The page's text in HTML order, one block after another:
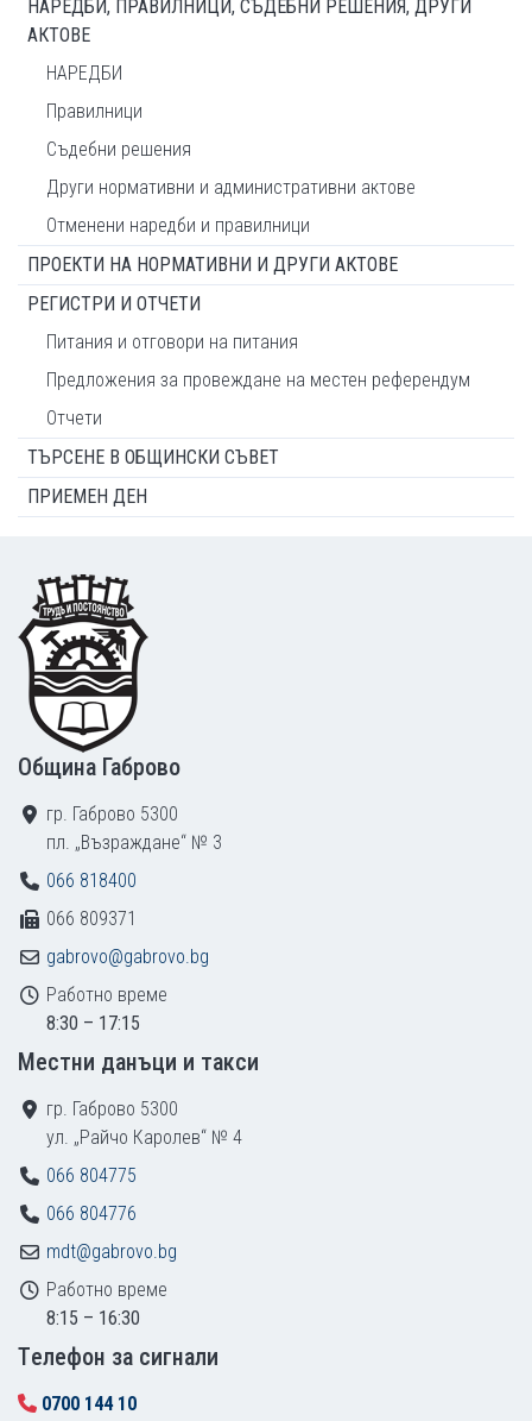
НАРЕДБИ, ПРАВИЛНИЦИ, СЪДЕБНИ РЕШЕНИЯ, ДРУГИ
АКТОВЕ
НАРЕДБИ
Правилници
Съдебни решения
Други нормативни и административни актове
Отменени наредби и правилници
ПРОЕКТИ НА НОРМАТИВНИ И ДРУГИ АКТОВЕ
РЕГИСТРИ И ОТЧЕТИ
Питания и отговори на питания
Предложения за провеждане на местен референдум
Отчети
ТЪРСЕНЕ В ОБЩИНСКИ СЪВЕТ
ПРИЕМЕН ДЕН
Footer
Община Габрово
гр. Габрово 5300
пл. „Възраждане“ № 3
066 818400
066 809371
gabrovo@gabrovo.bg
Работно време
8:30 – 17:15
Местни данъци и такси
гр. Габрово 5300
ул. „Райчо Каролев“ № 4
066 804775
066 804776
mdt@gabrovo.bg
Работно време
8:15 – 16:30
Tелефон за сигнали
0700 144 10